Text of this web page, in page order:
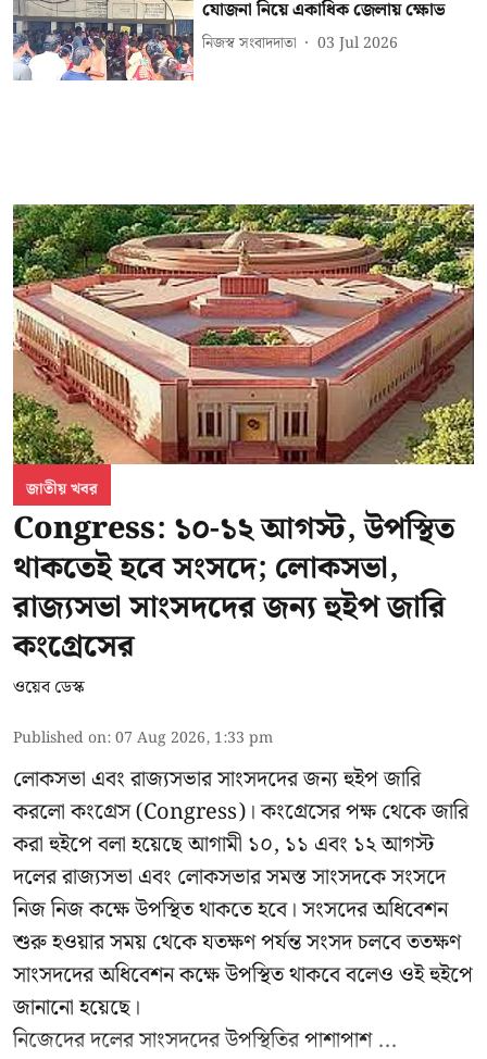
যোজনা নিয়ে একাধিক জেলায় ক্ষোভ
নিজস্ব সংবাদদাতা 03 Jul 2026
জাতীয় খবর
Congress: ১০-১২ আগস্ট, উপস্থিত
থাকতেই হবে সংসদে; লোকসভা,
রাজ্যসভা সাংসদদের জন্য হুইপ জারি
কংগ্রেসের
ওয়েব ডেস্ক
Published on:07 Aug 2026, 1:33 pm
লোকসভা এবং রাজ্যসভার সাংসদদের জন্য হুইপ জারি
করলো কংগ্রেস (Congress)। কংগ্রেসের পক্ষ থেকে জারি
করা হুইপে বলা হয়েছে আগামী ১০, ১১ এবং ১২ আগস্ট
দলের রাজ্যসভা এবং লোকসভার সমস্ত সাংসদকে সংসদে
নিজ নিজ কক্ষে উপস্থিত থাকতে হবে। সংসদের অধিবেশন
শুরু হওয়ার সময় থেকে যতক্ষণ পর্যন্ত সংসদ চলবে ততক্ষণ
সাংসদদের অধিবেশন কক্ষে উপস্থিত থাকবে বলেও ওই হুইপে
জানানো হয়েছে।
নিজেদের দলের সাংসদদের উপস্থিতির পাশাপাশ ...